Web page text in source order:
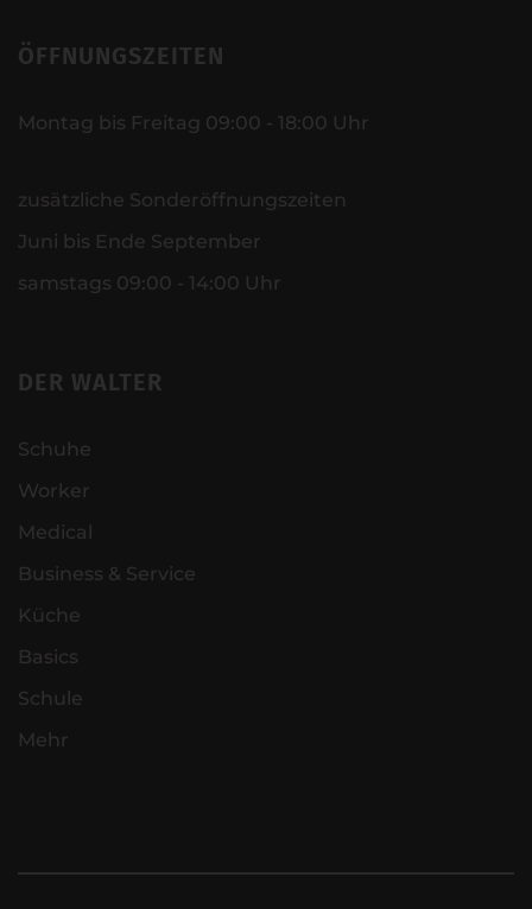
ÖFFNUNGSZEITEN
Montag bis Freitag 09:00 - 18:00 Uhr
zusätzliche Sonderöffnungszeiten
Juni bis Ende September
samstags 09:00 - 14:00 Uhr
DER WALTER
Schuhe
Worker
Medical
Business & Service
Küche
Basics
Schule
Mehr